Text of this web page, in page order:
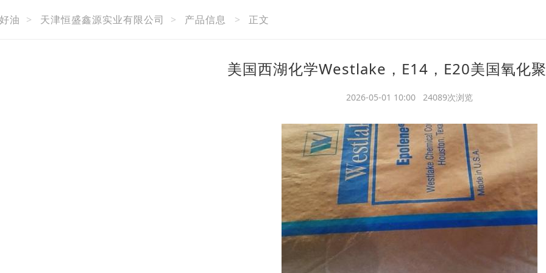
油 > 天津恒盛鑫源实业有限公司 > 产品信息 > 正文
美国西湖化学Westlake，E14，E20美国氧化
2026-05-01 10:00 24089次浏览